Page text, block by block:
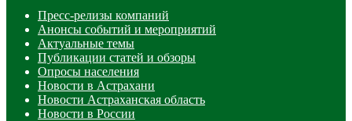
Пресс-релизы компаний
Анонсы событий и мероприятий
Актуальные темы
Публикации статей и обзоры
Опросы населения
Новости в Астрахани
Новости Астраханская область
Новости в России